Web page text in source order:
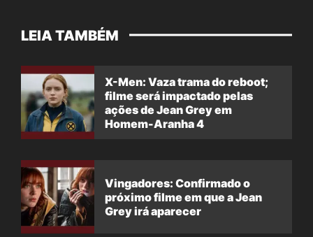
LEIA TAMBÉM
X-Men: Vaza trama do reboot;
filme será impactado pelas
ações de Jean Grey em
Homem-Aranha 4
Vingadores: Confirmado o
próximo filme em que a Jean
Grey irá aparecer